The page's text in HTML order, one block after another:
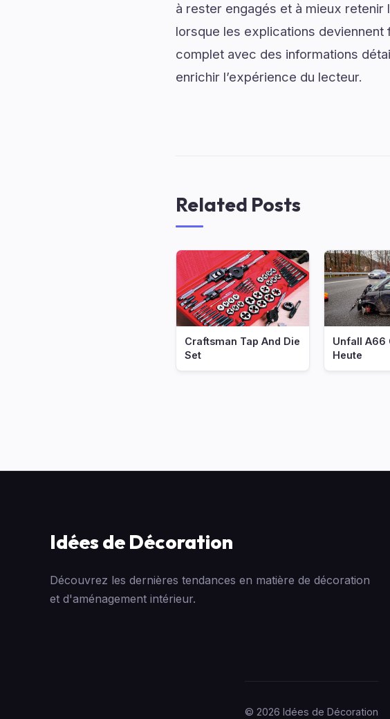
à rester engagés et à mieux retenir
lorsque les explications deviennent
complet avec des informations
enrichir l’expérience du lecteur.
Related Posts
Craftsman Tap And Die
Set
Unfall A66
Heute
Idées de Décoration
Découvrez les dernières tendances en matière de décoration
et d'aménagement intérieur.
© 2026 Idées de Décoration